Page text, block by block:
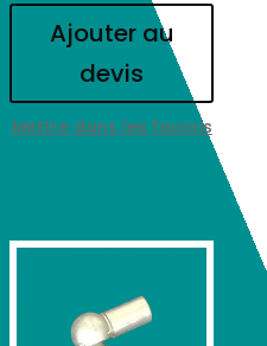
Ajouter au
devis
Mettre dans les favoris